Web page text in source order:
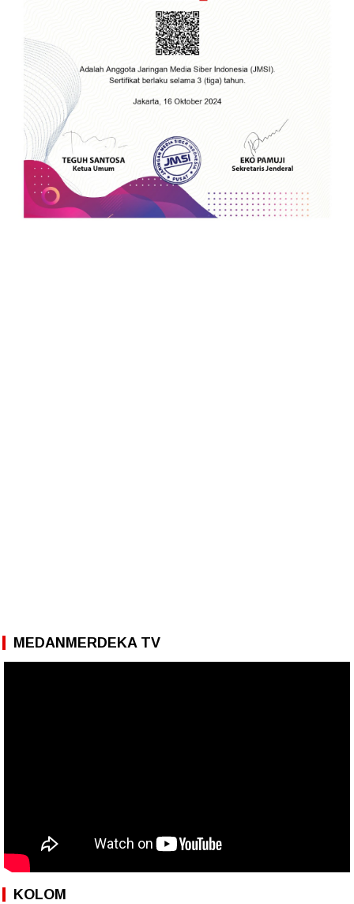
MEDANMERDEKA TV
KOLOM